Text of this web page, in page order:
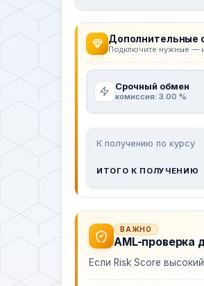
Дополнительные
Подключите нужные —
Срочный обмен
комиссия: 3.00 %
К получению по курсу
ИТОГО К ПОЛУЧЕНИЮ
ВАЖНО
AML-проверка
Если Risk Score